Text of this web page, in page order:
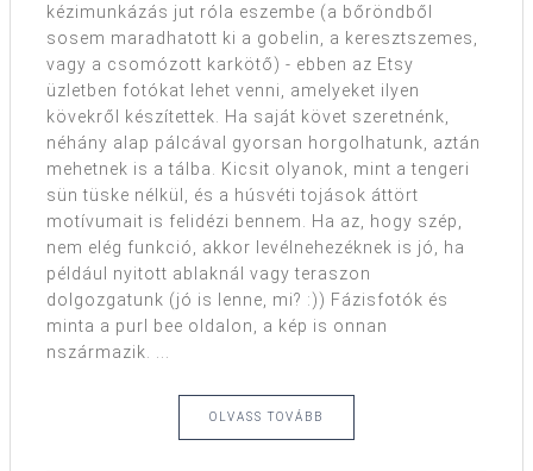
kézimunkázás jut róla eszembe (a bőröndből
sosem maradhatott ki a gobelin, a keresztszemes,
vagy a csomózott karkötő) - ebben az Etsy
üzletben fotókat lehet venni, amelyeket ilyen
kövekről készítettek. Ha saját követ szeretnénk,
néhány alap pálcával gyorsan horgolhatunk, aztán
mehetnek is a tálba. Kicsit olyanok, mint a tengeri
sün tüske nélkül, és a húsvéti tojások áttört
motívumait is felidézi bennem. Ha az, hogy szép,
nem elég funkció, akkor levélnehezéknek is jó, ha
például nyitott ablaknál vagy teraszon
dolgozgatunk (jó is lenne, mi? :)) Fázisfotók és
minta a purl bee oldalon, a kép is onnan
nszármazik. ...
OLVASS TOVÁBB